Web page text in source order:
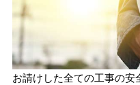
お請けした全ての工事の安